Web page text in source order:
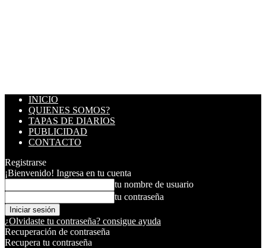
INICIO
QUIENES SOMOS?
TAPAS DE DIARIOS
PUBLICIDAD
CONTACTO
Registrarse
¡Bienvenido! Ingresa en tu cuenta
tu nombre de usuario
tu contraseña
¿Olvidaste tu contraseña? consigue ayuda
Recuperación de contraseña
Recupera tu contraseña